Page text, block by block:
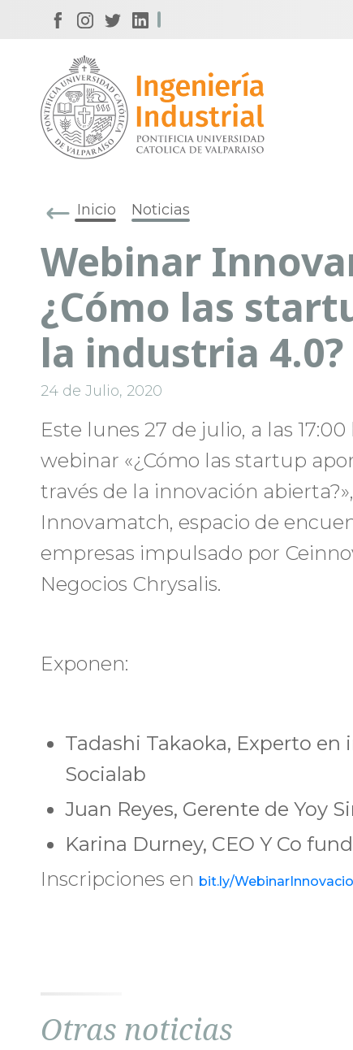
Inicio Noticias
Webinar
¿Cómo las
la industria 4.0?
24 de Julio, 2020
Este lunes 27 de julio, a las
webinar «¿Cómo las startup
través de la innovación
Innovamatch, espacio de
empresas impulsado por
Negocios Chrysalis.
Exponen:
Tadashi Takaoka, Experto en
Socialab
Juan Reyes, Gerente de Yoy
Karina Durney, CEO Y Co
Inscripciones en bit.ly/
Otras noticias